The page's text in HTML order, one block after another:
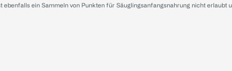
ein Sammeln von Punkten für Säuglingsanfangsnahrung nicht erlaubt